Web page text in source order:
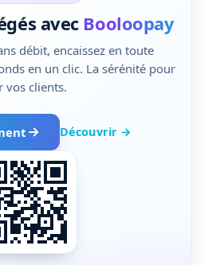
avec Booloopay
débit, encaissez en toute
en un clic. La sérénité pour
vos clients.
Découvrir →